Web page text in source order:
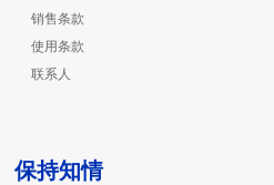
销售条款
使用条款
联系人
保持知情